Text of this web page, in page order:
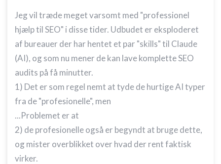
Jeg vil træde meget varsomt med "professionel
hjælp til SEO" i disse tider. Udbudet er eksploderet
af bureauer der har hentet et par "skills" til Claude
(AI), og som nu mener de kan lave komplette SEO
audits på få minutter.
1) Det er som regel nemt at tyde de hurtige AI typer
fra de "profesionelle", men
...Problemet er at
2) de profesionelle også er begyndt at bruge dette,
og mister overblikket over hvad der rent faktisk
virker.